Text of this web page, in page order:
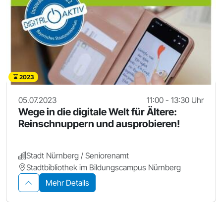
2023
05.07.2023 11:00 - 13:30 Uhr
Wege in die digitale Welt für Ältere:
Reinschnuppern und ausprobieren!
Stadt Nürnberg / Seniorenamt
Stadtbibliothek im Bildungscampus Nürnberg
Mehr Details